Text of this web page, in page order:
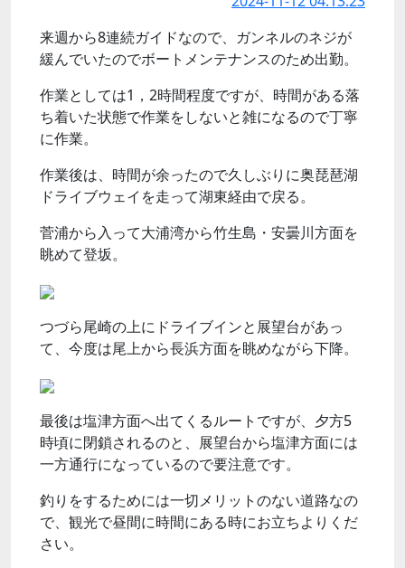
来週から8連続ガイドなので、ガンネルのネジが
緩んでいたのでボートメンテナンスのため出勤。
作業としては1，2時間程度ですが、時間がある落
ち着いた状態で作業をしないと雑になるので丁寧
に作業。
作業後は、時間が余ったので久しぶりに奥琵琶湖
ドライブウェイを走って湖東経由で戻る。
菅浦から入って大浦湾から竹生島・安曇川方面を
眺めて登坂。
つづら尾崎の上にドライブインと展望台があっ
て、今度は尾上から長浜方面を眺めながら下降。
最後は塩津方面へ出てくるルートですが、夕方5
時頃に閉鎖されるのと、展望台から塩津方面には
一方通行になっているので要注意です。
釣りをするためには一切メリットのない道路なの
で、観光で昼間に時間にある時にお立ちよりくだ
さい。